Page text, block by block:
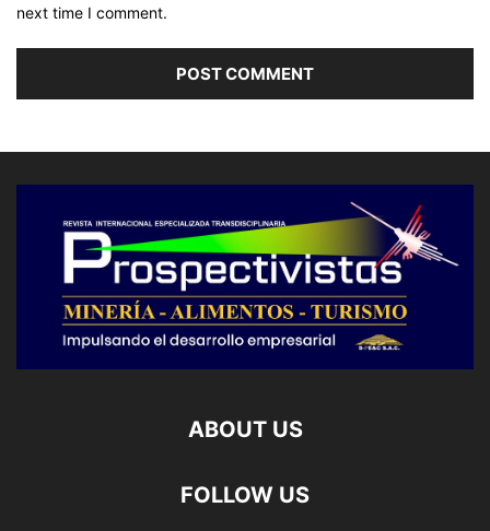
next time I comment.
ABOUT US
FOLLOW US